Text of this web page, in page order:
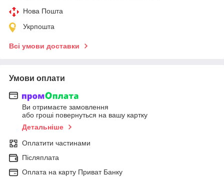
Нова Пошта
Укрпошта
Всі умови доставки
Умови оплати
Ви отримаєте замовлення
або гроші повернуться на вашу картку
Детальніше
Оплатити частинами
Післяплата
Оплата на карту Приват Банку